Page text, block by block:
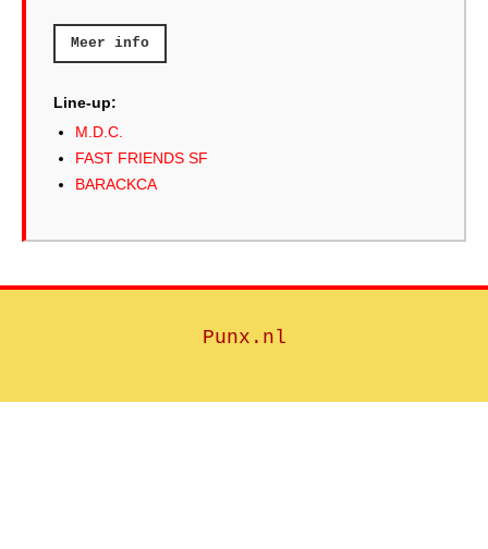
Meer info
Line-up:
M.D.C.
FAST FRIENDS SF
BARACKCA
Punx.nl